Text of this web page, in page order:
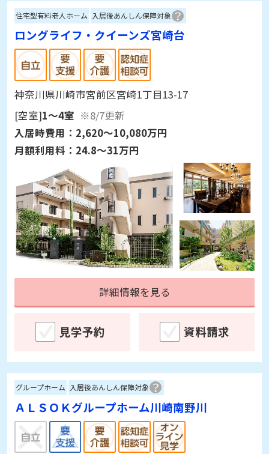
住宅型有料老人ホーム 入居後あんしん保障対象
ロングライフ・クイーンズ宮崎台
神奈川県川崎市宮前区宮崎1丁目13-17
[空室]1～4室 ※8/7更新
入居時費用： 2,620～10,080万円
月額利用料： 24.8～31万円
詳細情報を見る
見学予約 資料請求
グループホーム 入居後あんしん保障対象
ＡＬＳＯＫグループホーム川崎南野川